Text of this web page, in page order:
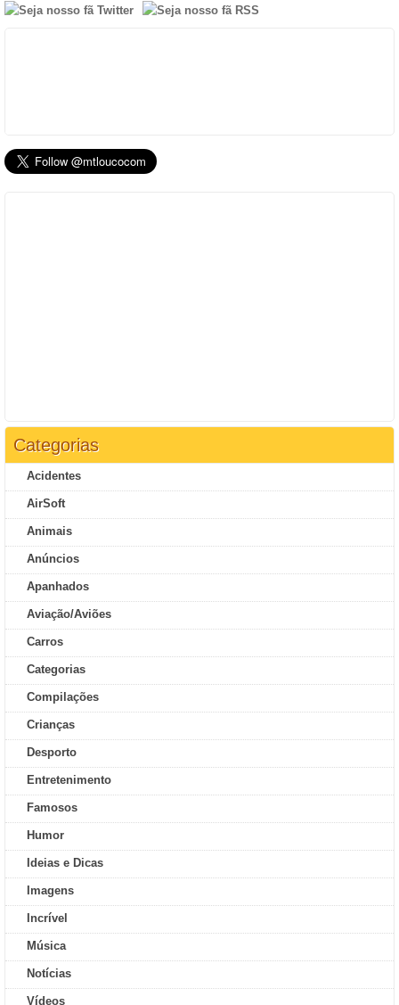
Categorias
Acidentes
AirSoft
Animais
Anúncios
Apanhados
Aviação/Aviões
Carros
Categorias
Compilações
Crianças
Desporto
Entretenimento
Famosos
Humor
Ideias e Dicas
Imagens
Incrível
Música
Notícias
Vídeos